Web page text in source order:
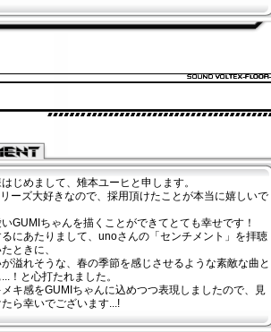
じめまして、雉本ユーヒと申します。
ーズ大好きなので、採用頂けたことが本当に嬉しいで
GUMIちゃんを描くことができてとても幸せです！
にあたりまして、unoさんの「センチメント」を拝聴
ときに、
溢れそうな、春の季節を感じさせるような素敵な曲と
！と心打たれました。
キ感をGUMIちゃんに込めつつ表現しましたので、見
ら幸いでございます...!